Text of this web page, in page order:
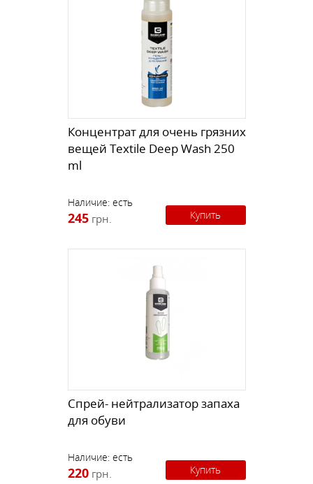
Концентрат для очень грязних
вещей Textile Deep Wash 250
ml
Наличие: есть
245 грн. Купить
Спрей- нейтрализатор запаха
для обуви
Наличие: есть
220 грн. Купить